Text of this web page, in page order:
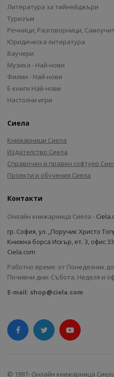
Литература за тийнейджъри
Туризъм
Речници, Разговорници,
Юридическа литература
Ваучери
Музика - Най-нови
Филми - Най-нови
Е-книги Най-нови
Настолни игри
Сиела
Книжарници Сиела
Издателство Сиела
Справочен и правен софтуер
Проекти и обучения Сиела
Контакти
Онлайн книжарница Сиела -
гр. София, ул. „Поручик Христо
Книжна борса Искър, ет. 3, офис
Ciela.com
Работно време: от Понеделник до
Почивни дни: Събота, Неделя и
E-mail: shop@ciela.com
© 1997- Онлайн книжарница